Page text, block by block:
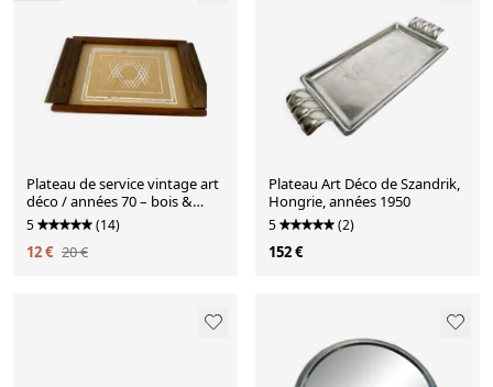
Plateau de service vintage art
déco / années 70 – bois &
fond miroi
5 (14)
12 € 20 €
Plateau Art Déco de Szandrik,
Hongrie, années 1950
5 (2)
152 €